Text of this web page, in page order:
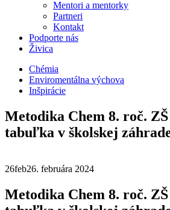
Mentori a mentorky
Partneri
Kontakt
Podporte nás
Živica
Chémia
Enviromentálna výchova
Inšpirácie
Metodika Chem 8. roč.
tabuľka v školskej
26feb26. februára 2024
Metodika Chem 8. roč.